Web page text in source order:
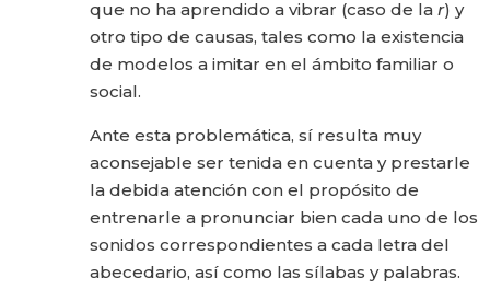
que no ha aprendido a vibrar (caso de la r) y
otro tipo de causas, tales como la existencia
de modelos a imitar en el ámbito familiar o
social.
Ante esta problemática, sí resulta muy
aconsejable ser tenida en cuenta y prestarle
la debida atención con el propósito de
entrenarle a pronunciar bien cada uno de los
sonidos correspondientes a cada letra del
abecedario, así como las sílabas y palabras.